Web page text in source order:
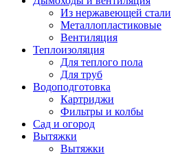
Из нержавеющей стали
Металлопластиковые
Вентиляция
Теплоизоляция
Для теплого пола
Для труб
Водоподготовка
Картриджи
Фильтры и колбы
Сад и огород
Вытяжки
Вытяжки